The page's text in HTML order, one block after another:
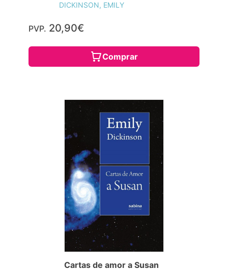
DICKINSON, EMILY
PVP. 20,90€
Comprar
Cartas de amor a Susan